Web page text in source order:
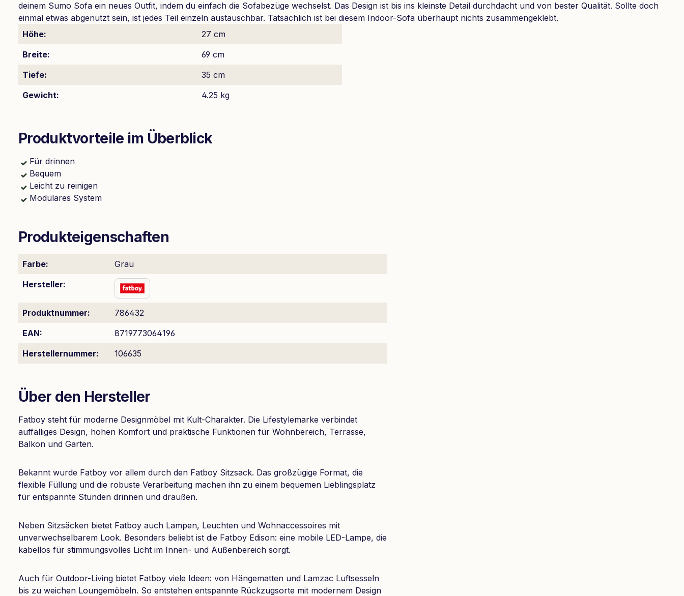
deinem Sumo Sofa ein neues Outfit, indem du einfach die Sofabezüge wechselst. Das Design ist bis ins kleinste Detail durchdacht und von bester Qualität. Sollte doch
einmal etwas abgenutzt sein, ist jedes Teil einzeln austauschbar. Tatsächlich ist bei diesem Indoor-Sofa überhaupt nichts zusammengeklebt.
Höhe:
27 cm
Breite:
69 cm
Tiefe:
35 cm
Gewicht:
4.25 kg
Produktvorteile im Überblick
Für drinnen
Bequem
Leicht zu reinigen
Modulares System
Produkteigenschaften
Farbe:
Grau
Hersteller:
Produktnummer:
786432
EAN:
8719773064196
Herstellernummer:
106635
Über den Hersteller
Fatboy steht für moderne Designmöbel mit Kult-Charakter. Die Lifestylemarke verbindet
auffälliges Design, hohen Komfort und praktische Funktionen für Wohnbereich, Terrasse,
Balkon und Garten.
Bekannt wurde Fatboy vor allem durch den Fatboy Sitzsack. Das großzügige Format, die
flexible Füllung und die robuste Verarbeitung machen ihn zu einem bequemen Lieblingsplatz
für entspannte Stunden drinnen und draußen.
Neben Sitzsäcken bietet Fatboy auch Lampen, Leuchten und Wohnaccessoires mit
unverwechselbarem Look. Besonders beliebt ist die Fatboy Edison: eine mobile LED-Lampe, die
kabellos für stimmungsvolles Licht im Innen- und Außenbereich sorgt.
Auch für Outdoor-Living bietet Fatboy viele Ideen: von Hängematten und Lamzac Luftsesseln
bis zu weichen Loungemöbeln. So entstehen entspannte Rückzugsorte mit modernem Design